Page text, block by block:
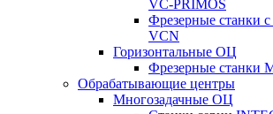
VC-PRIMOS
Фрезерные станки
VCN
Горизонтальные ОЦ
Фрезерные станки
Обрабатывающие центры
Многозадачные ОЦ